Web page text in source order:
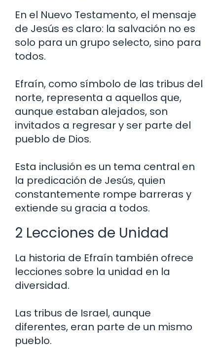
En el Nuevo Testamento, el mensaje
de Jesús es claro: la salvación no es
solo para un grupo selecto, sino para
todos.
Efraín, como símbolo de las tribus del
norte, representa a aquellos que,
aunque estaban alejados, son
invitados a regresar y ser parte del
pueblo de Dios.
Esta inclusión es un tema central en
la predicación de Jesús, quien
constantemente rompe barreras y
extiende su gracia a todos.
2 Lecciones de Unidad
La historia de Efraín también ofrece
lecciones sobre la unidad en la
diversidad.
Las tribus de Israel, aunque
diferentes, eran parte de un mismo
pueblo.